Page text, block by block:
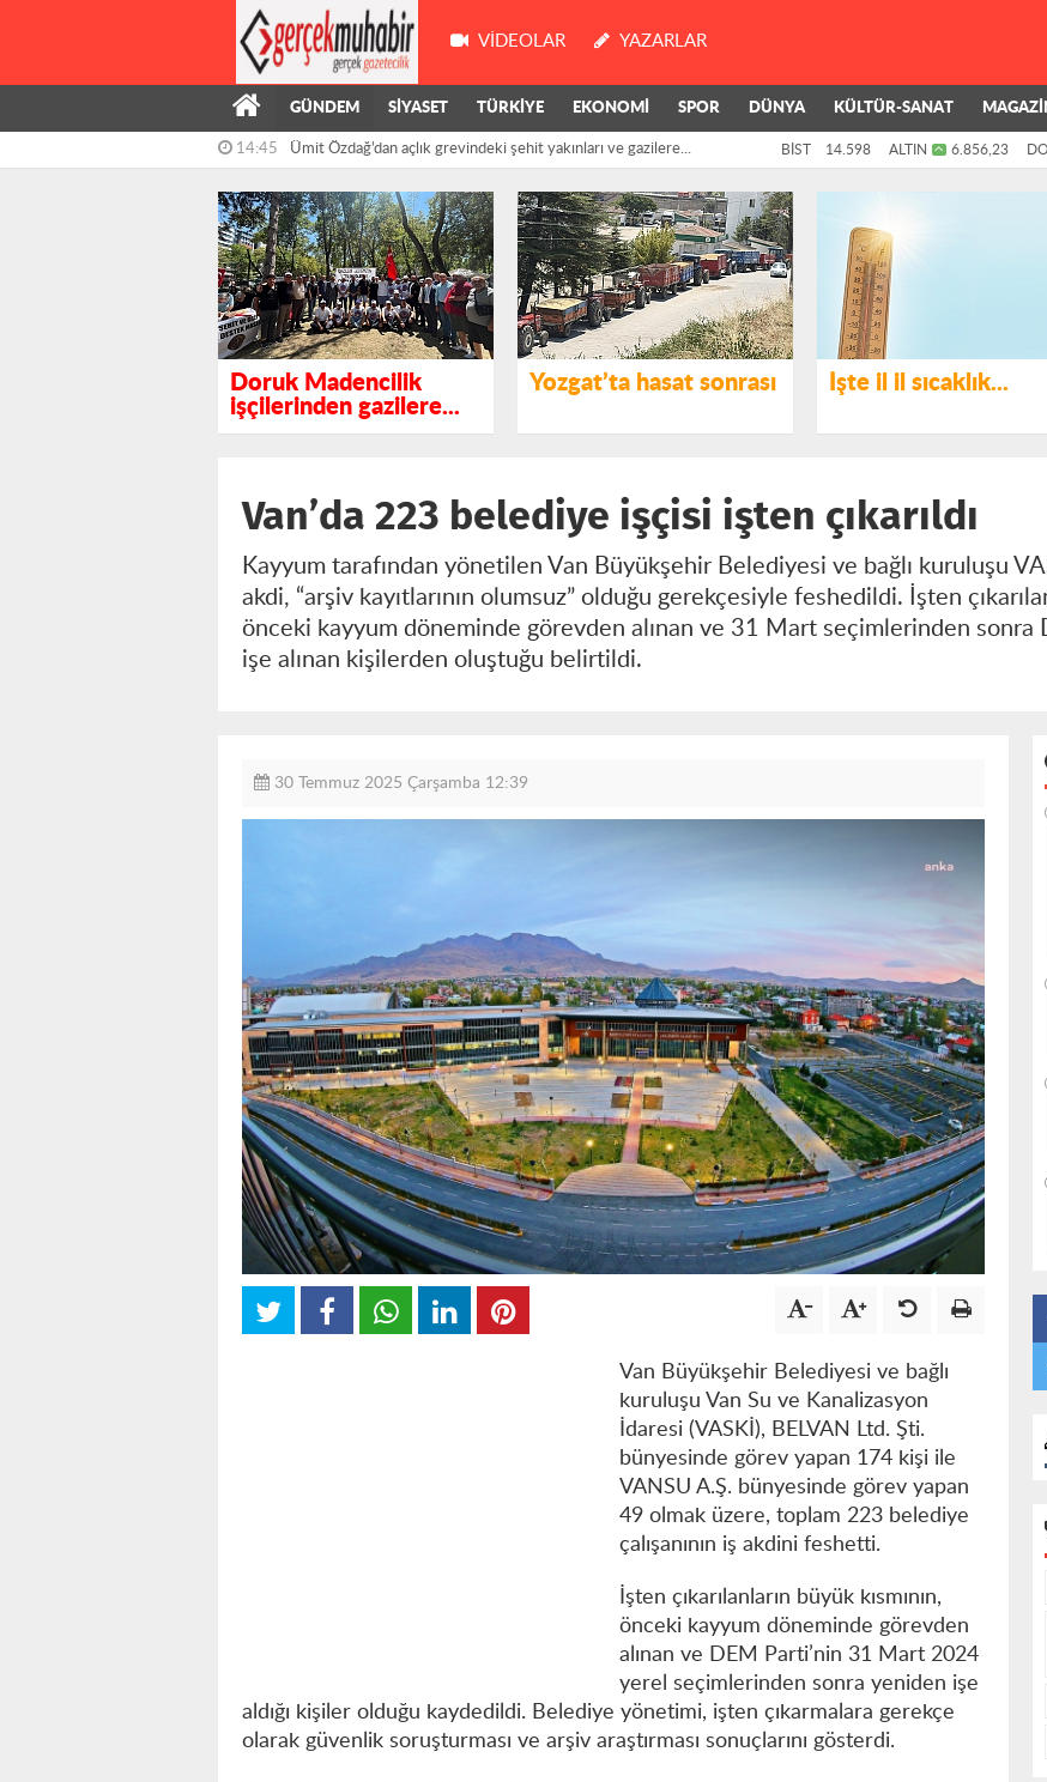
VIDEOLAR YAZARLAR
GÜNDEM SİYASET TÜRKİYE EKONOMİ SPOR DÜNYA KÜLTÜR-SANAT
14:14 Kanko: "Tasarruf Vatandaşa, İsraf Kamuya Olmaz" BİST 14.598 ALTIN 6.856,23
Doruk Madencilik
işçilerinden gazilere...
Yozgat’ta hasat sonrası İşte il il sıcaklık...
Van’da 223 belediye işçisi işten çıkarıldı
Kayyum tarafından yönetilen Van Büyükşehir Belediyesi ve bağlı kuruluşu
akdi, “arşiv kayıtlarının olumsuz” olduğu gerekçesiyle feshedildi. İşten
önceki kayyum döneminde görevden alınan ve 31 Mart seçimlerinden
işe alınan kişilerden oluştuğu belirtildi.
30 Temmuz 2025 Çarşamba 12:39
Van Büyükşehir Belediyesi ve bağlı
kuruluşu Van Su ve Kanalizasyon
İdaresi (VASKİ), BELVAN Ltd. Şti.
bünyesinde görev yapan 174 kişi ile
VANSU A.Ş. bünyesinde görev yapan
49 olmak üzere, toplam 223 belediye
çalışanının iş akdini feshetti.
İşten çıkarılanların büyük kısmının,
önceki kayyum döneminde görevden
alınan ve DEM Parti’nin 31 Mart 2024
yerel seçimlerinden sonra yeniden işe
aldığı kişiler olduğu kaydedildi. Belediye yönetimi, işten çıkarmalara gerekçe
olarak güvenlik soruşturması ve arşiv araştırması sonuçlarını gösterdi.